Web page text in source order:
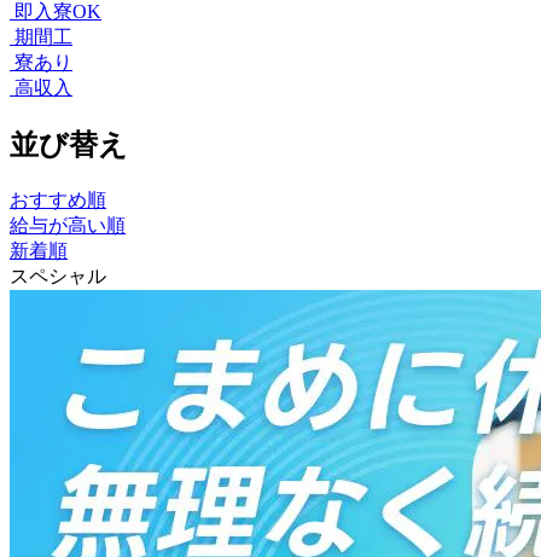
即入寮OK
期間工
寮あり
高収入
並び替え
おすすめ順
給与が高い順
新着順
スペシャル